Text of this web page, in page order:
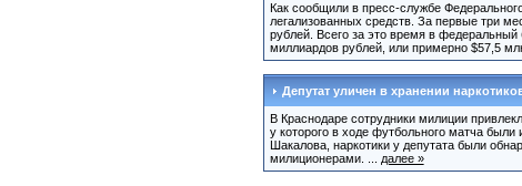
Как сообщили в пресс-службе
легализованных средств. За первые три
рублей. Всего за это время в федеральный
миллиардов рублей, или примерно $57,5
Депутат уличен в хранении
В Краснодаре сотрудники милиции
у которого в ходе футбольного матча
Шакалова, наркотики у депутата были
милиционерами. ...
далее »